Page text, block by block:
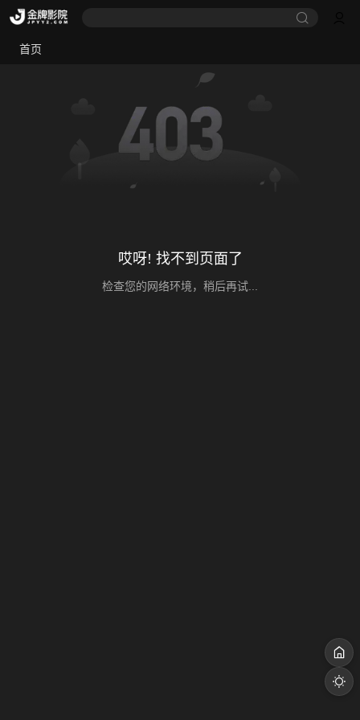
首页
哎呀! 找不到页面了
检查您的网络环境，稍后再试...